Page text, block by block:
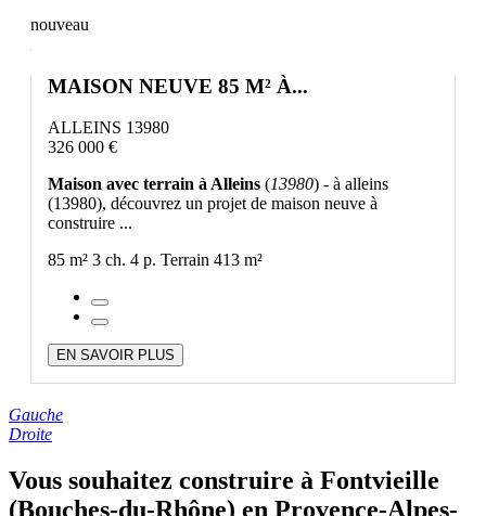
nouveau
MAISON NEUVE 85 M² À...
ALLEINS 13980
326 000 €
Maison avec terrain à Alleins (13980) - à alleins
(13980), découvrez un projet de maison neuve à
construire ...
85 m² 3 ch. 4 p. Terrain 413 m²
EN SAVOIR PLUS
Gauche
Droite
Vous souhaitez construire à Fontvieille
(Bouches-du-Rhône) en Provence-Alpes-